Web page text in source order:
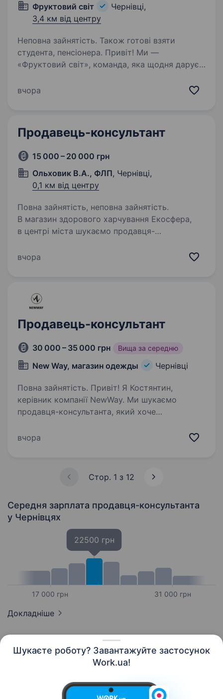
Шукаєте роботу? Завантажуйте застосунок
Work.ua!
Фруктовий світ
Чернівці,
3,4 км від центру
Неповна зайнятість. Також готові взяти
студента, пенсіонера. Привіт! Ми —
«Фруктовий світ», команда, яка щодня дарує
продукті. Якщо тобі подобається спілкуватися
вчора
Продавець-консультант
15 000 – 20 000 грн
Ольховик В.А., ФЛП, Чернівці,
0,1 км від центру
Повна зайнятість, неповна зайнятість.
В магазин здорового харчування Екосфера,
в центрі міста шукаємо продавця-
гнучкий графік Вимоги: Відсутність шкідливих
вчора
Продавець-консультант
30 000 – 35 000 грн Вища за середню
New Way, магазин одежды Чернівці
Повна зайнятість. Привіт! Я Костянтин,
керівник компанії NewWay. Ми шукаємо
продавця-консультанта, який хоче
це постійний розвиток. Для нас ця вакансія
вчора
Стор. 1 з 12
Середня зарплата продавця-консультанта
у Чернівцях
17 000 грн
22500 грн
31 000 грн
Докладніше